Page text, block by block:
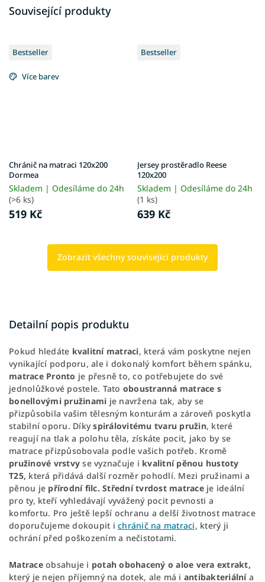
Související produkty
Bestseller
Více barev
Chránič na matraci 120x200
Dormea
Skladem | Odesíláme do 24h
(>6 ks)
519 Kč
Bestseller
Jersey prostěradlo Reese
120x200
Skladem | Odesíláme do 24h
(1 ks)
639 Kč
Zobrazit všechny související produkty
Detailní popis produktu
Pokud hledáte kvalitní matraci, která vám poskytne nejen
vynikající podporu, ale i dokonalý komfort během spánku,
matrace Pronto je přesně to, co potřebujete do své
jednolůžkové postele. Tato oboustranná matrace s
bonellovými pružinami je navržena tak, aby se
přizpůsobila vašim tělesným konturám a zároveň poskytla
stabilní oporu. Díkyspirálovitému tvaru pružin, které
reagují na tlak a polohu těla, získáte pocit, jako by se
matrace přizpůsobovala podle vašich potřeb. Kromě
pružinové vrstvy se vyznačuje i kvalitní pěnou hustoty
T25, která přidává další rozměr pohodlí. Mezi pružinami a
pěnou je přírodní filc. Střední tvrdost matraceje ideální
pro ty, kteří vyhledávají vyvážený pocit pevnosti a
komfortu. Pro ještě lepší ochranu a delší životnost matrace
doporučujeme dokoupit i chránič na matraci, který ji
ochrání před poškozením a nečistotami.
Matraceobsahuje i potah obohacený o aloe vera extrakt,
který je nejen příjemný na dotek, ale má i antibakteriálnía